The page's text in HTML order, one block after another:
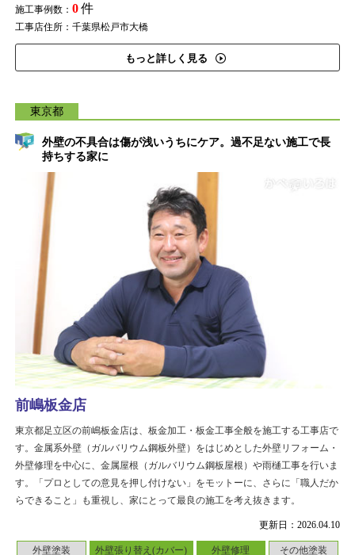
施工事例数： 0件
工事店住所：千葉県松戸市大橋
もっと詳しく見る
東京都
外壁の不具合は傷が浅いうちにケア。過不足ない施工で長
持ちする家に
更新日：2026.04.10
外壁塗装 外壁張り替え(カバー) 外壁修理 その他塗装
前嶋板金店
東京都足立区の前嶋板金店は、板金加工・板金工事全般を施工する工事店で
す。金属系外壁（ガルバリウム鋼板外壁）をはじめとした外壁リフォーム・
外壁修理を中心に、金属屋根（ガルバリウム鋼板屋根）や雨樋工事を行いま
す。「プロとしての意見を押し付けない」をモットーに、さらに「職人だか
らできること」も重視し、家にとって最良の施工を考え抜きます。